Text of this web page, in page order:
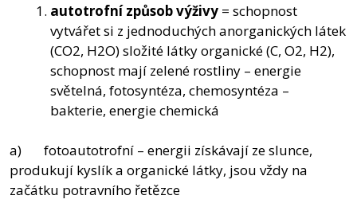
autotrofní způsob výživy = schopnost
vytvářet si z jednoduchých anorganických látek
(CO2, H2O) složité látky organické (C, O2, H2),
schopnost mají zelené rostliny – energie
světelná, fotosyntéza, chemosyntéza –
bakterie, energie chemická
a) fotoautotrofní – energii získávají ze slunce,
produkují kyslík a organické látky, jsou vždy na
začátku potravního řetězce